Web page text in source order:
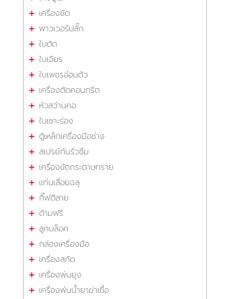
เครื่องขัด
พาวเวอร์ปลั๊ก
ใบตัด
ใบเจียร
ใบเพชรอ่อนตัว
เครื่องตัดคอนกรีต
หัวสว่านคอ
ใบเซาะร่อง
ตู้เหล็กเครื่องมือช่าง
สเปรย์กันรั่วซึม
เครื่องขัดกระดาษทราย
แท่นเลื่อยฉลุ
กิ๊ฟตีสาย
ด้ามฟรี
ลูกบล็อค
กล่องเครื่องมือ
เครื่องสกัด
เครื่องพ่นยุง
เครื่องพ่นน้ำยาฆ่าเชื้อ